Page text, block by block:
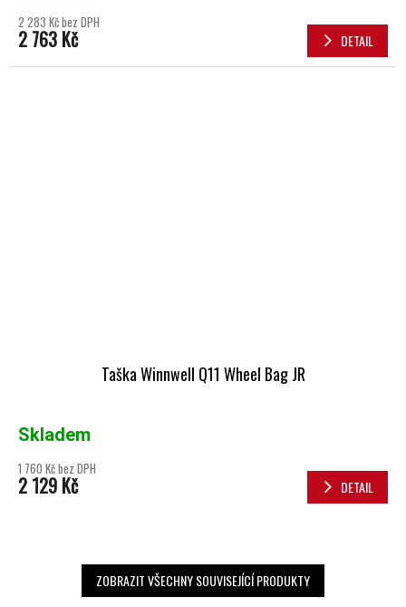
2 283 Kč bez DPH
2 763 Kč DETAIL
Taška Winnwell Q11 Wheel Bag JR
Skladem
1 760 Kč bez DPH
2 129 Kč DETAIL
ZOBRAZIT VŠECHNY SOUVISEJÍCÍ PRODUKTY